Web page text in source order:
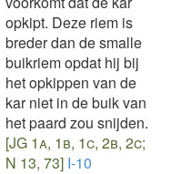
opkipt. Deze riem is
breder dan de smalle
buikriem opdat hij bij
het opkippen van de
kar niet in de buik van
het paard zou snijden.
[JG 1a, 1b, 1c, 2b, 2c;
N 13, 73] I-10